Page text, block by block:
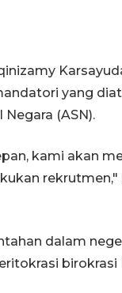
yang
(ASN).
kami akan
dalam
birokrasi